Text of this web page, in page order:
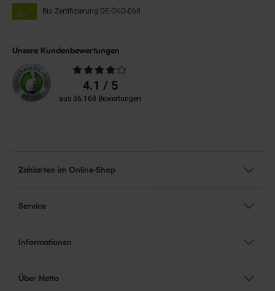
Bio Zertifizierung DE-ÖKO-060
Unsere Kundenbewertungen
Durchschnittliche
Bewertungen4.1 / 5
aus 36.168 Bewertungen
Zahlarten im Online-Shop
Service
Informationen
Über Netto